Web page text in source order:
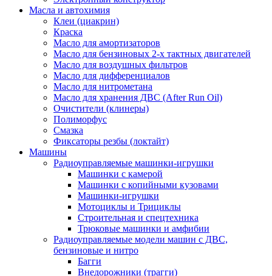
Масла и автохимия
Клеи (циакрин)
Краска
Масло для амортизаторов
Масло для бензиновых 2-х тактных двигателей
Масло для воздушных фильтров
Масло для дифференциалов
Масло для нитрометана
Масло для хранения ДВС (After Run Oil)
Очистители (клинеры)
Полиморфус
Смазка
Фиксаторы резбы (локтайт)
Машины
Радиоуправляемые машинки-игрушки
Машинки с камерой
Машинки с копийными кузовами
Машинки-игрушки
Мотоциклы и Трициклы
Строительная и спецтехника
Трюковые машинки и амфибии
Радиоуправляемые модели машин с ДВС,
бензиновые и нитро
Багги
Внедорожники (трагги)